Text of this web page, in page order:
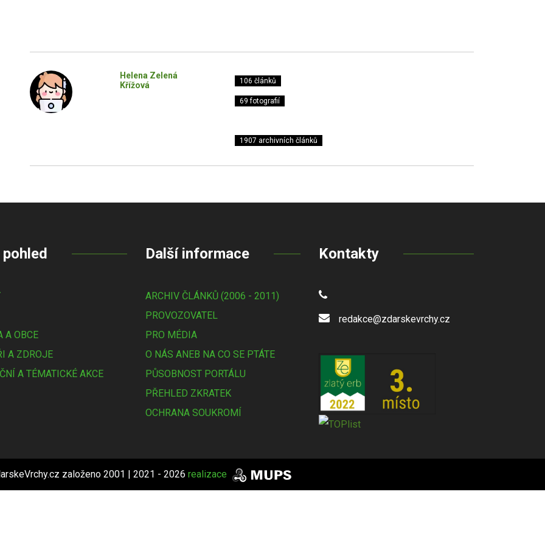
Helena Zelená
Křížová
106 článků
69 fotografií
1907 archivních článků
A OBCE
A ZDROJE
A TÉMATICKÉ AKCE
Další informace
ARCHIV ČLÁNKŮ (2006 - 2011)
PROVOZOVATEL
PRO MÉDIA
O NÁS ANEB NA CO SE PTÁTE
PŮSOBNOST PORTÁLU
PŘEHLED ZKRATEK
OCHRANA SOUKROMÍ
Kontakty
redakce@zdarskevrchy.cz
založeno 2001 | 2021 - 2026 realizace